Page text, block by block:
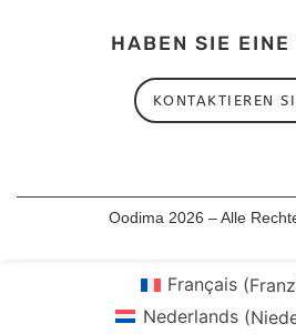
HABEN SIE EINE
KONTAKTIEREN
Oodima 2026 – Alle
Français (
Nederlands(